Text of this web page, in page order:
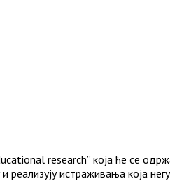
research” која ће се
истраживања која